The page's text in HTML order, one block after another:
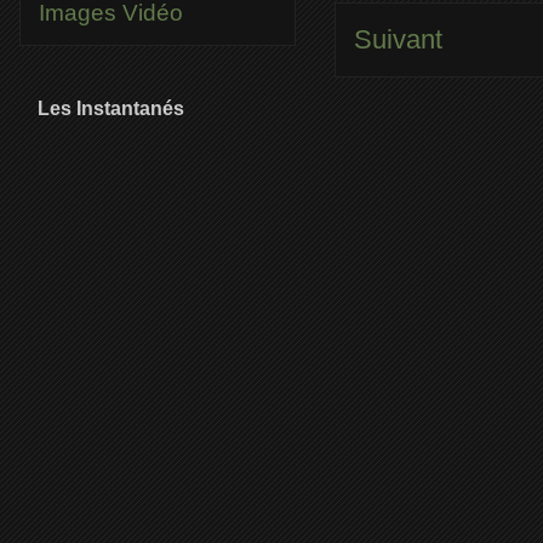
Suivant
Images Vidéo
Les Instantanés